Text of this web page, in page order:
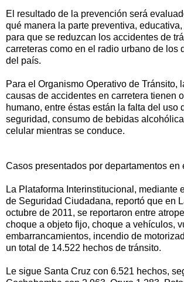
El resultado de la prevención será
qué manera la parte preventiva,
para que se reduzcan los accidentes de
carreteras como en el radio urbano de los
del país.
Para el Organismo Operativo de Tránsito,
causas de accidentes en carretera tienen
humano, entre éstas están la falta del uso
seguridad, consumo de bebidas
celular mientras se conduce.
Casos presentados por departamentos en
La Plataforma Interinstitucional, mediante
de Seguridad Ciudadana, reportó que en
octubre de 2011, se reportaron entre
choque a objeto fijo, choque a vehículos,
embarrancamientos, incendio de
un total de 14.522 hechos de tránsito.
Le sigue Santa Cruz con 6.521 hechos,